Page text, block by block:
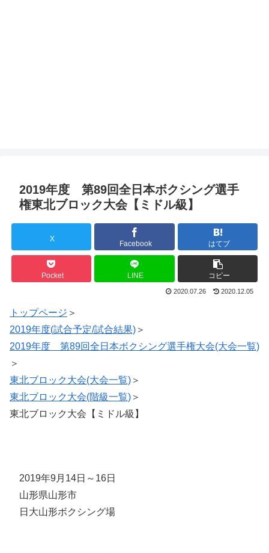
2019年度 第89回全日本ボクシング選手
権東北ブロック大会【ミドル級】
X
Facebook はてブ
Pocket LINE コピー
2020.07.26 2020.12.05
トップページ ＞
2019年度(試合予定/試合結果) ＞
2019年度 第89回全日本ボクシング選手権大会(大会一覧)
＞
東北ブロック大会(大会一覧) ＞
東北ブロック大会(階級一覧) ＞
東北ブロック大会【ミドル級】
2019年9月14日～16日
山形県山形市
日大山形ボクシング場